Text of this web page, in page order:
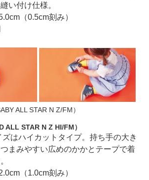
い付け仕様。
（0.5cm刻み）
ALL STAR N Z/FM）
ALL STAR N Z HI/FM）
ズはハイカットタイプ。持ち手の大き
まみやすい広めのかかとテープで着
（1.0cm刻み）